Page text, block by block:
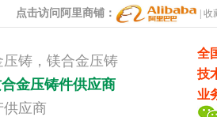
点击访问阿里商铺： 收
铸，镁合金压铸
金压铸件供应商
供应商
全
技
业